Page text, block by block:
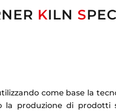
KILN S
come base la
produzione di prodotti